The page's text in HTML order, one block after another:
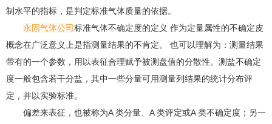
制水平的指标，是判定标准气体质量的依据。
永固气体公司标准气体不确定度的定义 作为定量属性的不确定皮
概念在广泛意义上是指测量结果的不肯定。 也可以理解为：测量结果
带有的一个参数，用以表征合理赋予被测盘值的分散性。测盐不确定
度一般包含若干分盐，其中一些分量可用测量列结果的统计分布评
定，并以实验标准。
偏差来表征，也被称为A 类分量、A 类评定或A 类不确定度；另一